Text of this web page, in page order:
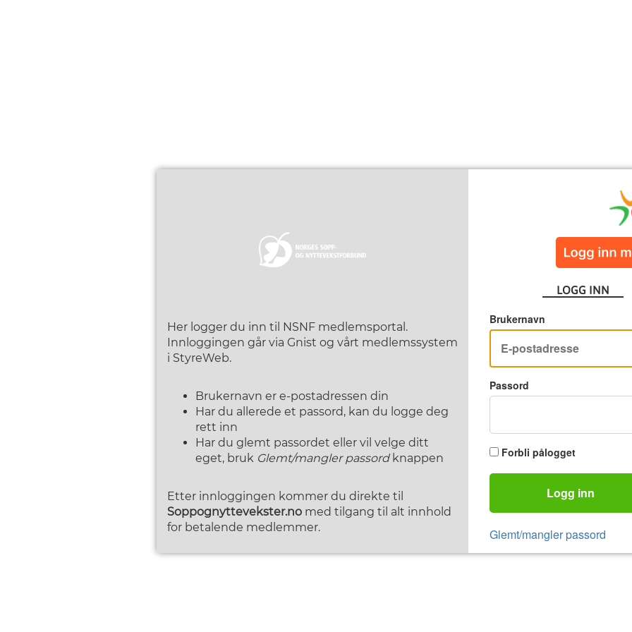
Her logger du inn til NSNF medlemsportal.
Innloggingen går via Gnist og vårt medlemssystem
i StyreWeb.
Brukernavn er e-postadressen din
Har du allerede et passord, kan du logge deg
rett inn
Har du glemt passordet eller vil velge ditt
eget, bruk Glemt/mangler passordknappen
Etter innloggingen kommer du direkte til
Soppognyttevekster.no med tilgang til alt innhold
for betalende medlemmer.
LOGG INN
Brukernavn
Passord
Forbli pålogget
Logg inn
Glemt/mangler passord